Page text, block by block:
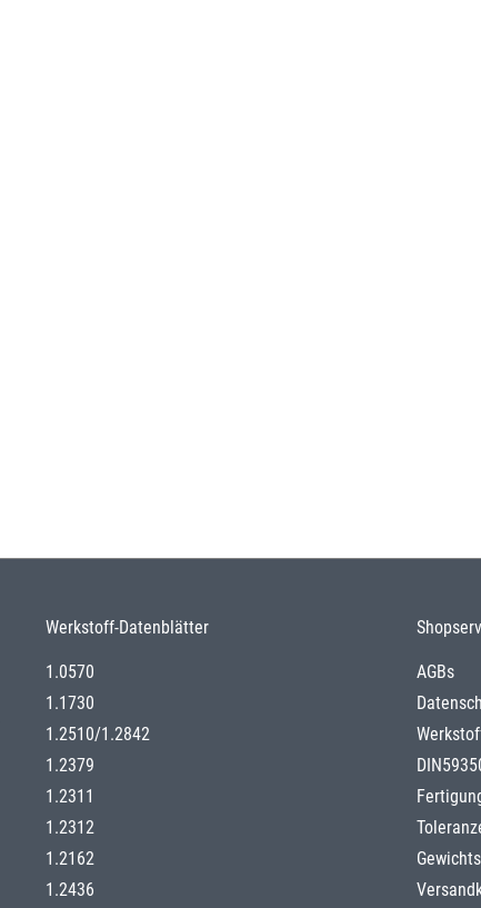
Werkstoff-Datenblätter
1.0570
1.1730
1.2510/1.2842
1.2379
1.2311
1.2312
1.2162
1.2436
AGBs